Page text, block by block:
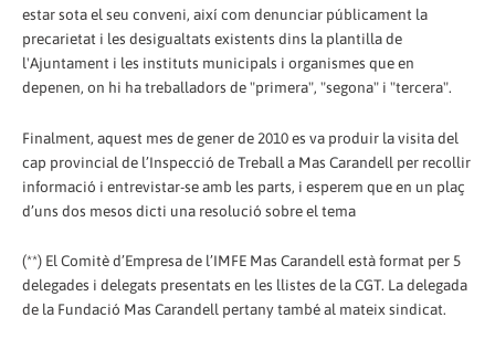
estar sota el seu conveni, així com denunciar públicament la
precarietat i les desigualtats existents dins la plantilla de
l'Ajuntament i les instituts municipals i organismes que en
depenen, on hi ha treballadors de "primera", "segona" i "tercera".
Finalment, aquest mes de gener de 2010 es va produir la visita del
cap provincial de l’Inspecció de Treball a Mas Carandell per recollir
informació i entrevistar-se amb les parts, i esperem que en un plaç
d’uns dos mesos dicti una resolució sobre el tema
(**) El Comitè d’Empresa de l’IMFE Mas Carandell està format per 5
delegades i delegats presentats en les llistes de la CGT. La delegada
de la Fundació Mas Carandell pertany també al mateix sindicat.